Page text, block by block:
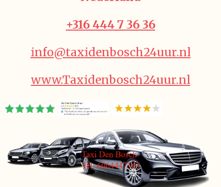
+316 444 7 36 36
info@taxidenbosch24uur.nl
www.Taxidenbosch24uur.nl